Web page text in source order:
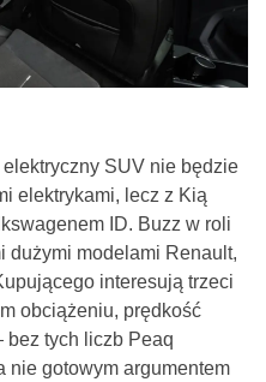
SUV nie będzie
elektrykami, lecz z Kią
ID. Buzz w roli
dużymi modelami Renault,
interesują trzeci
obciążeniu, prędkość
tych liczb Peaq
nie gotowym argumentem